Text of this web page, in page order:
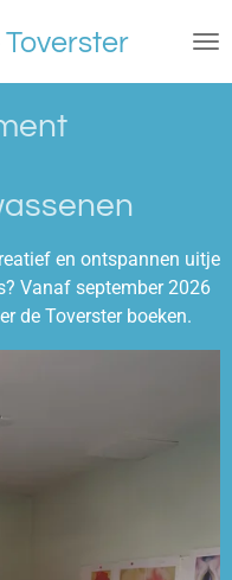
en ontspannen uitje
Vanaf september 2026
de Toverster boeken.